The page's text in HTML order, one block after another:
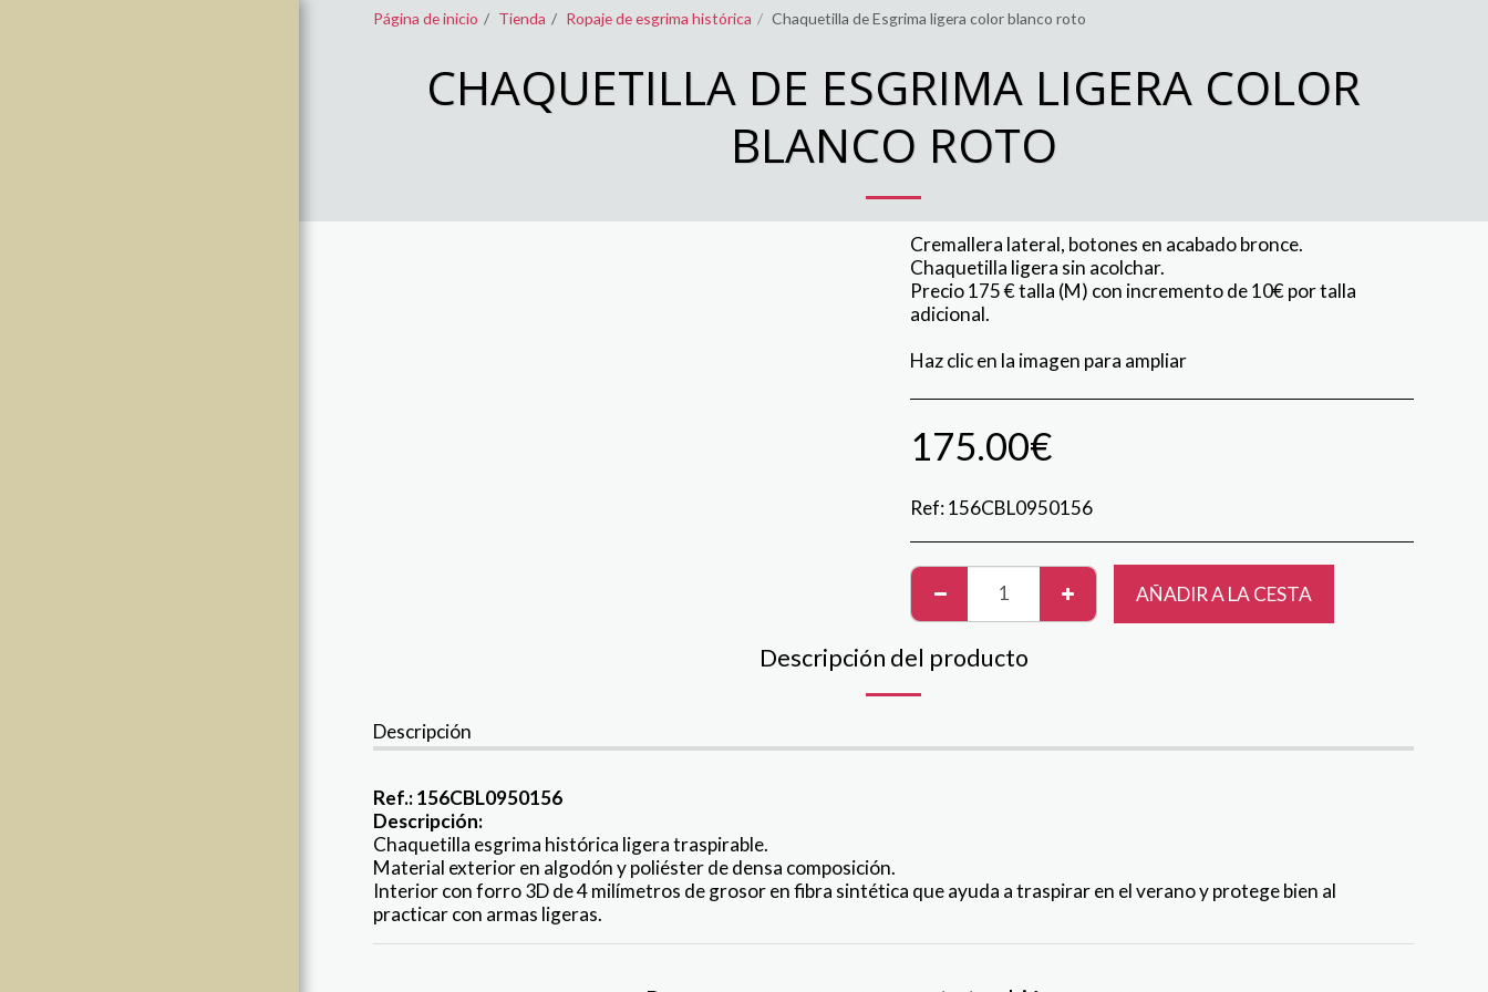
Página de inicio Tienda Ropaje de esgrima histórica Chaquetilla de Esgrima ligera color blanco roto
CHAQUETILLA DE ESGRIMA LIGERA COLOR
BLANCO ROTO
Cremallera lateral, botones en acabado bronce.
Chaquetilla ligera sin acolchar.
Precio 175 € talla (M) con incremento de 10€ por talla
adicional.
Haz clic en la imagen para ampliar
175.00€
Ref:156CBL0950156
AÑADIR A LA CESTA
Descripción del producto
Descripción
Ref.:156CBL0950156
Descripción:
Chaquetilla esgrima histórica ligera traspirable.
Material exterior en algodón y poliéster de densa composición.
Interior con forro 3D de 4 milímetros de grosor en fibra sintética que ayuda a traspirar en el verano y protege bien al
practicar con armas ligeras.